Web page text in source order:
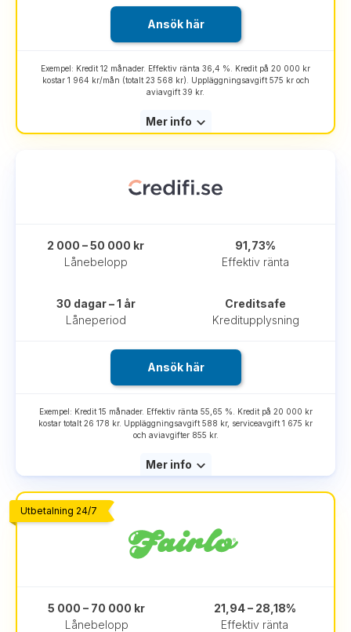
Ansök här
Exempel: Kredit 12 månader. Effektiv ränta 36,4 %. Kredit på 20 000 kr
kostar 1 964 kr/mån (totalt 23 568 kr). Uppläggningsavgift 575 kr och
aviavgift 39 kr.
Mer info
Lånebelopp
2 000 – 50 000 kr
Effektiv ränta
91,73%
Låneperiod
30 dagar – 1 år
Kreditupplysning
Creditsafe
Ansök här
Exempel: Kredit 15 månader. Effektiv ränta 55,65 %. Kredit på 20 000 kr
kostar totalt 26 178 kr. Uppläggningsavgift 588 kr, serviceavgift 1 675 kr
och aviavgifter 855 kr.
Mer info
Utbetalning 24/7
Lånebelopp
5 000 – 70 000 kr
Effektiv ränta
21,94 – 28,18%